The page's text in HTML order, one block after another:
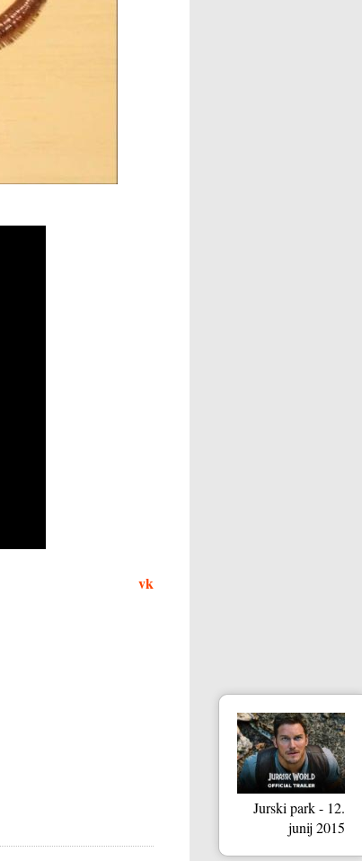
vk
Jurski park - 12.
junij 2015